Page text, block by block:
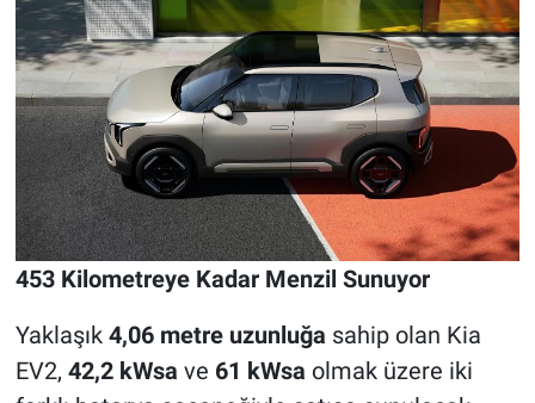
453 Kilometreye Kadar Menzil Sunuyor
Yaklaşık 4,06 metre uzunluğa sahip olan Kia
EV2, 42,2 kWsa ve 61 kWsa olmak üzere iki